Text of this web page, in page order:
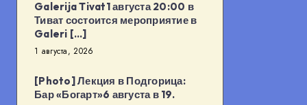
Galerija Tivat1 августа 20:00 в
Тиват состоится мероприятие в
Galeri […]
1 августа, 2026
[Photo] Лекция в Подгорица:
Бар «Богарт»6 августа в 19.